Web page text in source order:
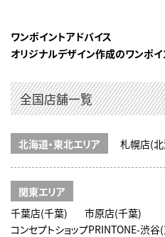
ワンポイントアドバイス
オリジナルデザイン作成のワンポイ
全国店舗一覧
北海道・東北エリア 札幌店(
関東エリア
千葉店(千葉)
市原店(千葉)
コンセプトショップPRINTONE-渋谷